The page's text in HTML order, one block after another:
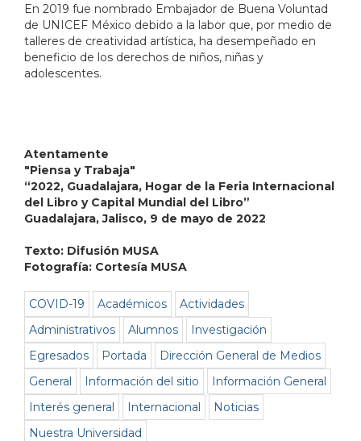
En 2019 fue nombrado Embajador de Buena Voluntad
de UNICEF México debido a la labor que, por medio de
talleres de creatividad artística, ha desempeñado en
beneficio de los derechos de niños, niñas y
adolescentes.
Atentamente
"Piensa y Trabaja"
“2022, Guadalajara, Hogar de la Feria Internacional
del Libro y Capital Mundial del Libro”
Guadalajara, Jalisco, 9 de mayo de 2022
Texto: Difusión MUSA
Fotografía: Cortesía MUSA
COVID-19 Académicos
Actividades
Administrativos
Alumnos
Investigación
Egresados
Portada
Dirección General de Medios
General
Información del sitio
Información General
Interés general
Internacional
Noticias
Nuestra Universidad